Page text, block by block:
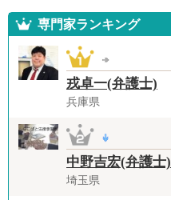
専門家ランキング
戎卓一(弁護士)
兵庫県
中野吉宏(弁護士)
埼玉県